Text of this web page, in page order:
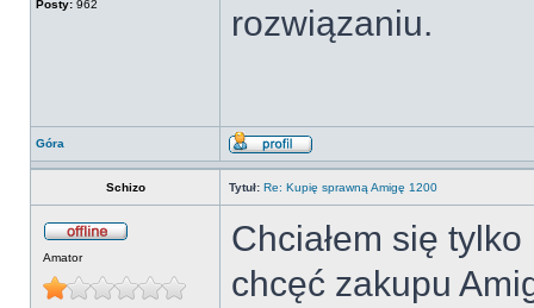
Posty: 962
rozwiązaniu.
Góra
Schizo Tytuł: Re: Kupię sprawną Amigę 1200
Amator
Chciałem się
chcęć zakupu